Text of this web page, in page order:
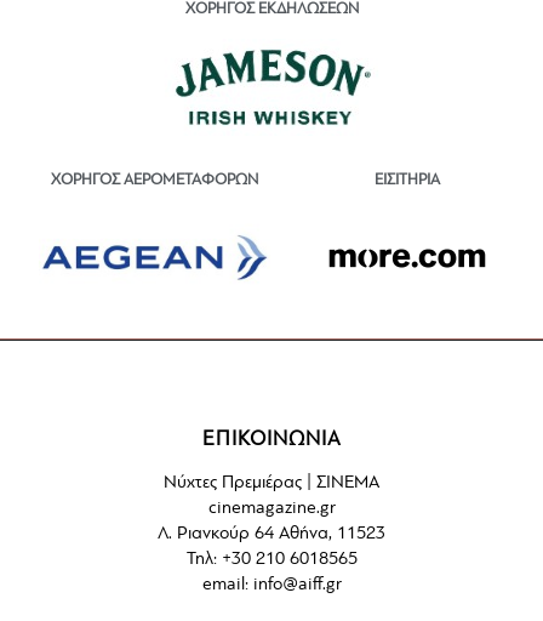
ΧΟΡΗΓΟΣ ΕΚΔΗΛΩΣΕΩΝ
ΧΟΡΗΓΟΣ ΑΕΡΟΜΕΤΑΦΟΡΩΝ ΕΙΣΙΤΗΡΙΑ
ΕΠΙΚΟΙΝΩΝΙΑ
Νύχτες Πρεμιέρας | ΣΙΝΕΜΑ
cinemagazine.gr
Λ. Ριανκούρ 64 Αθήνα, 11523
Τηλ: +30 210 6018565
email: info@aiff.gr